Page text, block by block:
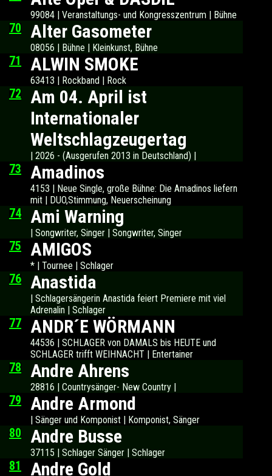
99084 | Veranstaltungs- und Kongresszentrum | Bühne
70 Alter Gasometer
08056 | Bühne | Kleinkunst, Bühne
71 ALWIN SMOKE
63413 | Rockband | Rock
72
Am 04. April ist
Internationaler
Weltschlagzeugertag
| 2026 - (Ausgerufen 2013 in Deutschland) |
73 Amadinos
4153 | Neue Single, große Bühne: Die Amadinos liefern
mit | DUO,Stimmung, Neuerscheinung
74 Ami Warning
| Songwriter, Singer | Songwriter, Singer
75 AMIGOS
* | Tournee | Schlager
76 Anastida
| Schlagersängerin Anastida feiert Premiere mit viel
Adrenalin | Schlager
77 ANDR´E WÖRMANN
44536 | SCHLAGER von DAMALS bis HEUTE und
SCHLAGER trifft WEIHNACHT | Entertainer
78 Andre Ahrens
28816 | Countrysänger- New Country |
79 Andre Armond
| Sänger und Komponist | Komponist, Sänger
80 Andre Busse
37115 | Schlager Sänger | Schlager
81 Andre Gold